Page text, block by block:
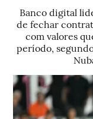
Banco digital
de fechar
com valores
período,